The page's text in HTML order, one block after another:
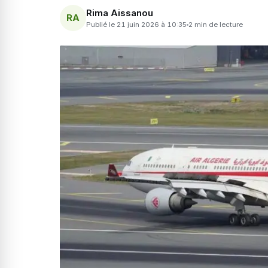
RA Rima Aissanou
Publié le 21 juin 2026 à 10:35 2 min de lecture